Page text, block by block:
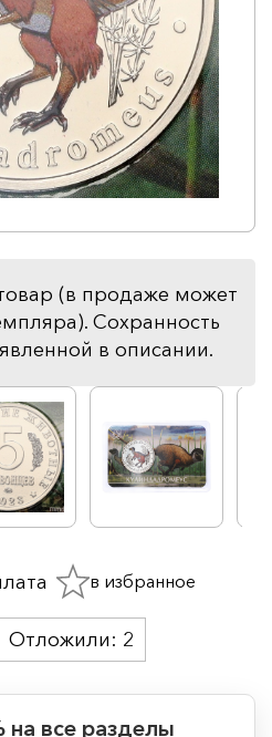
(в продаже может
Сохранность
в описании.
на все разделы
Отложили: 2
в избранное